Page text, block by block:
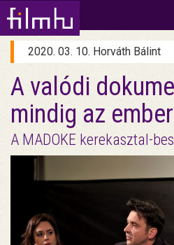
2020. 03. 10. Horváth Bálint
A valódi
mindig az
A MADOKE kerekasztal-